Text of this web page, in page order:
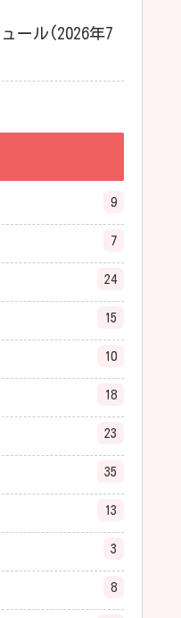
ール(2026年7
9
7
24
15
10
18
23
35
13
3
8